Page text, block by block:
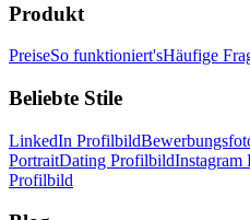
Produkt
PreiseSo funktioniert'sHäufige
Beliebte Stile
LinkedIn Profilbild
PortraitDating ProfilbildInstagram
Profilbild